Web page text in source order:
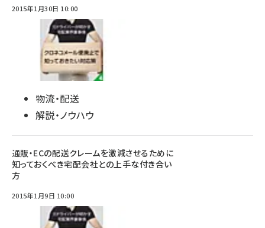
2015年1月30日 10:00
物流・配送
解説・ノウハウ
通販・ECの配送クレームを激減させるために
知っておくべき宅配会社との上手な付き合い
方
2015年1月9日 10:00